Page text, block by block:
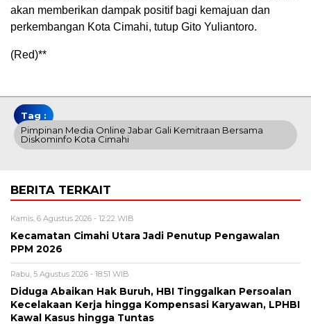
akan memberikan dampak positif bagi kemajuan dan
perkembangan Kota Cimahi, tutup Gito Yuliantoro.
(Red)**
Tag :
Pimpinan Media Online Jabar Gali Kemitraan Bersama
Diskominfo Kota Cimahi
BERITA TERKAIT
Kamis, 6 Agustus 2026 - 12:22 WIB
Kecamatan Cimahi Utara Jadi Penutup Pengawalan
PPM 2026
Rabu, 5 Agustus 2026 - 18:51 WIB
Diduga Abaikan Hak Buruh, HBI Tinggalkan Persoalan
Kecelakaan Kerja hingga Kompensasi Karyawan, LPHBI
Kawal Kasus hingga Tuntas